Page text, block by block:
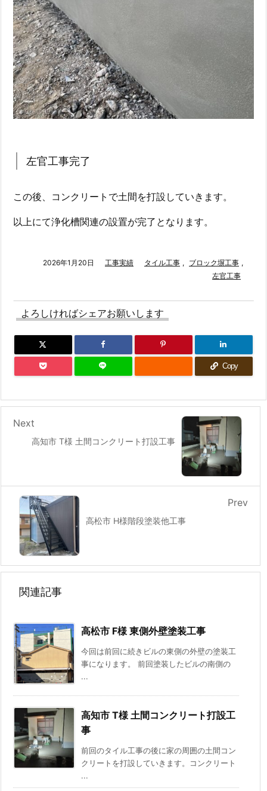
左官工事完了
この後、コンクリートで土間を打設していきます。
以上にて浄化槽関連の設置が完了となります。
2026年1月20日 工事実績 タイル工事 , ブロック塀工事 ,
左官工事
よろしければシェアお願いします
Copy
高知市 T様 土間コンクリート打設工事
Next
高松市 H様階段塗装他工事
Prev
関連記事
高松市 F様 東側外壁塗装工事
今回は前回に続きビルの東側の外壁の塗装工
事になります。 前回塗装したビルの南側の
...
高知市 T様 土間コンクリート打設工
事
前回のタイル工事の後に家の周囲の土間コン
クリートを打設していきます。コンクリート
...